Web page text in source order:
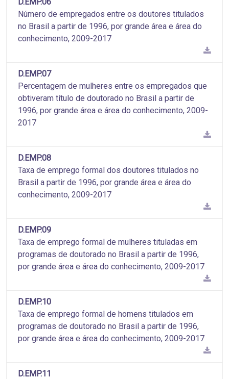
Número de empregados entre os doutores titulados
no Brasil a partir de 1996, por grande área e área do
conhecimento, 2009-2017
D.EMP.07
Percentagem de mulheres entre os empregados que
obtiveram título de doutorado no Brasil a partir de
1996, por grande área e área do conhecimento, 2009-
2017
D.EMP.08
Taxa de emprego formal dos doutores titulados no
Brasil a partir de 1996, por grande área e área do
conhecimento, 2009-2017
D.EMP.09
Taxa de emprego formal de mulheres tituladas em
programas de doutorado no Brasil a partir de 1996,
por grande área e área do conhecimento, 2009-2017
D.EMP.10
Taxa de emprego formal de homens titulados em
programas de doutorado no Brasil a partir de 1996,
por grande área e área do conhecimento, 2009-2017
D.EMP.11